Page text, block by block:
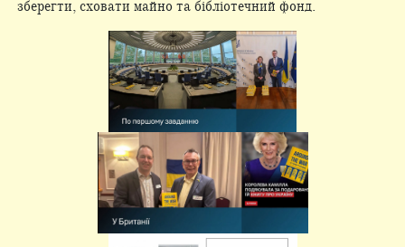
зберегти, сховати майно та бібліотечний фонд.